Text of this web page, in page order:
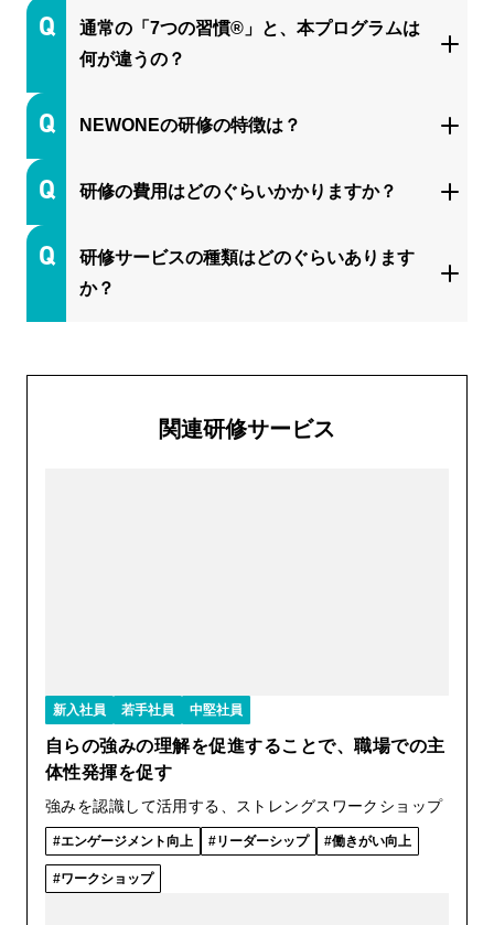
通常の「7つの習慣®」と、本プログラムは
何が違うの？
NEWONEの研修の特徴は？
研修の費用はどのぐらいかかりますか？
研修サービスの種類はどのぐらいあります
か？
関連研修サービス
新入社員 若手社員 中堅社員
自らの強みの理解を促進することで、職場での主
体性発揮を促す
強みを認識して活用する、ストレングスワークショップ
エンゲージメント向上 リーダーシップ 働きがい向上
ワークショップ